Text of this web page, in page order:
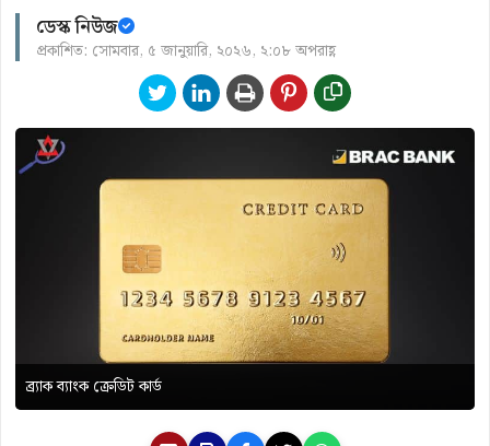
ডেস্ক নিউজ
প্রকাশিত: সোমবার, ৫ জানুয়ারি, ২০২৬, ২:০৮ অপরাহ্ণ
ব্র্যাক ব্যাংক ক্রেডিট কার্ড